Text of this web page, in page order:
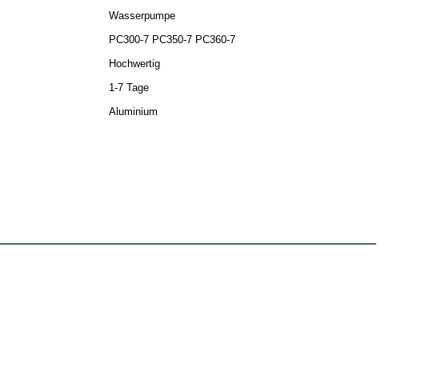
Wasserpumpe
PC300-7 PC350-7 PC360-7
Hochwertig
1-7 Tage
Aluminium